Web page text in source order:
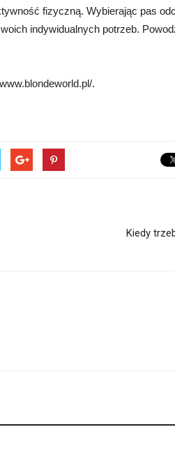
fizyczną. Wybierając pas
indywidualnych potrzeb.
.
Kiedy